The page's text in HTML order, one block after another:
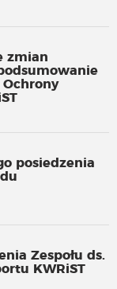
zmian
Ochrony
posiedzenia
Zespołu ds.
KWRiST